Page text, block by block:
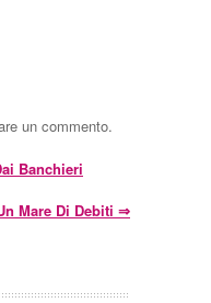
un commento.
Banchieri
Mare Di Debiti ⇒